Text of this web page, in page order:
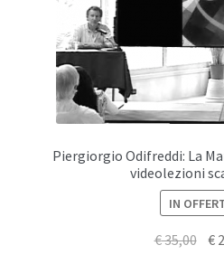
Piergiorgio Odifreddi: La
videolezioni
IN
€35,00 €